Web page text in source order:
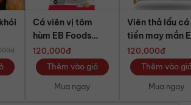
đ
Cá viên vị tôm
hùm EB Foods
Malaysia 500g
120,000đ
Mua ngay
Thêm vào giỏ
Viên thả lẩu
tiền may mắn
Foods
150g
120,000đ
Mua ngay
Thêm vào